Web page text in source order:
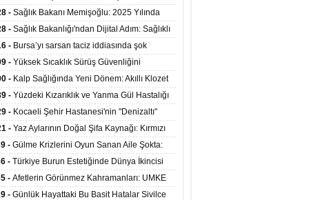
Olarak da Daha Sağlıklı Yaşıyor
- Sağlık Bakanı Memişoğlu: 2025 Yılında
Aşkın Kişiye Emzirme Eğitimi Verildi
- Sağlık Bakanlığı'ndan Dijital Adım: Sağlıklı
Merkezlerinde Uzaktan Sağlık Hizmeti
- Bursa’yı sarsan taciz iddiasında şok
- Yüksek Sıcaklık Sürüş Güvenliğini
40 Derecede Güvenli Sürüş Süresi 53
İniyor
- Kalp Sağlığında Yeni Dönem: Akıllı Klozet
30 Saniyede Ritim Bozukluğunu Tespit
- Yüzdeki Kızarıklık ve Yanma Gül Hastalığı
Belirtisi Olabilir
- Kocaeli Şehir Hastanesi'nin "Denizaltı"
Ünitesi Hastalara Umut Oluyor
- Yaz Aylarının Doğal Şifa Kaynağı: Kırmızı
Bağışıklığı ve Kalbi Koruyor
- Gülme Krizlerini Oyun Sanan Aile Şokta:
Çocuk 8 Kez Felç Geçirdi
- Türkiye Burun Estetiğinde Dünya İkincisi
- Afetlerin Görünmez Kahramanları: UMKE
Görev Başında
- Günlük Hayattaki Bu Basit Hatalar Sivilce